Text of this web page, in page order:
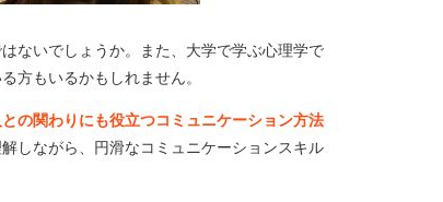
ないでしょうか。また、大学で学ぶ心理学で
方もいるかもしれません。
の関わりにも役立つコミュニケーション方法
しながら、円滑なコミュニケーションスキル